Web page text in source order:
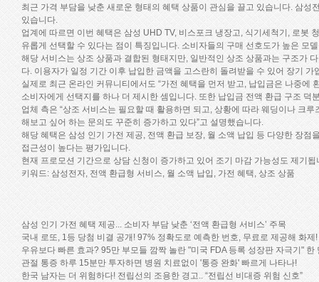
최근 가격 부담을 낮춘 새로운 형태의 혜택 상품이 관심을 끌고 있습니다. 삼
있습니다.
업계에 따르면 이번 혜택은 삼성 UHD TV, 비스포크 냉장고, 식기세척기, 로봇
유롭게 선택할 수 있다는 점이 특징입니다. 소비자들의 구매 선호도가 높은 모
해당 서비스는 상조 상품과 결합된 형태지만, 일반적인 상조 상품과는 구조가
다. 이용자가 일정 기간 이후 납입한 금액을 고스란히 돌려받을 수 있어 장기
실제로 최근 온라인 커뮤니티에서도 “가전 혜택을 먼저 받고, 납입금은 나중
소비자에게 선택지를 하나 더 제시한 셈입니다. 또한 납입금 전액 환급 구조
업체 측은 “상조 서비스는 필요할 때 활용하면 되고, 상황에 따라 웨딩이나 크
해보고 싶어 하는 문의도 꾸준히 증가하고 있다”고 설명했습니다.
해당 혜택은 삼성 인기 가전 제공, 전액 환급 보장, 월 소액 납입 등 다양한 장
접근성이 높다는 평가입니다.
현재 프로모션 기간으로 상담 신청이 증가하고 있어 조기 마감 가능성도 제기
키워드: 삼성전자, 전액 환급형 서비스, 월 소액 납입, 가전 혜택, 상조 상품
삼성 인기 가전 혜택 제공... 소비자 부담 낮춘 ‘전액 환급형 서비스’ 주목
국내 로또, 1등 당첨 비결 공개! 97% 정확도로 예측한 번호, 무료로 제공해 화제!
우유보다 빠른 효과? 95만 부모들 깜짝 놀란 "미국 FDA 등록 성장판 자극기" 한
관절 통증 하루 15분만 투자하면 병원 치료없이 '통증 완화' 빠르게 나타나!
한국 남자는 더 위험하다! 전립선의 조용한 경고.. “전립선 비대증 위험 신호”